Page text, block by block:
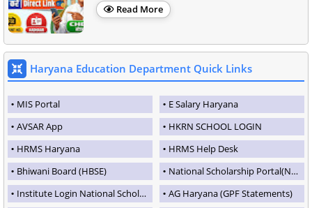
Read More
Haryana Education Department Quick Links
MIS Portal
E Salary Haryana
AVSAR App
HKRN SCHOOL LOGIN
HRMS Haryana
HRMS Help Desk
Bhiwani Board (HBSE)
National Scholarship Portal(NSP)
Institute Login National Scholarship Portal
AG Haryana (GPF Statements)